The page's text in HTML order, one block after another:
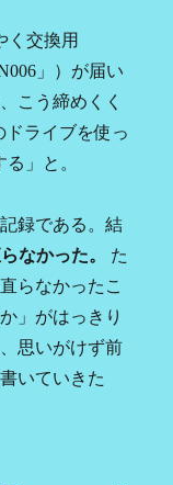
く交換用
」）が届い
こう締めくく
ライブを使っ
」と。
録である。結
なかった。
た
らなかったこ
」がはっきり
思いがけず前
いていきた